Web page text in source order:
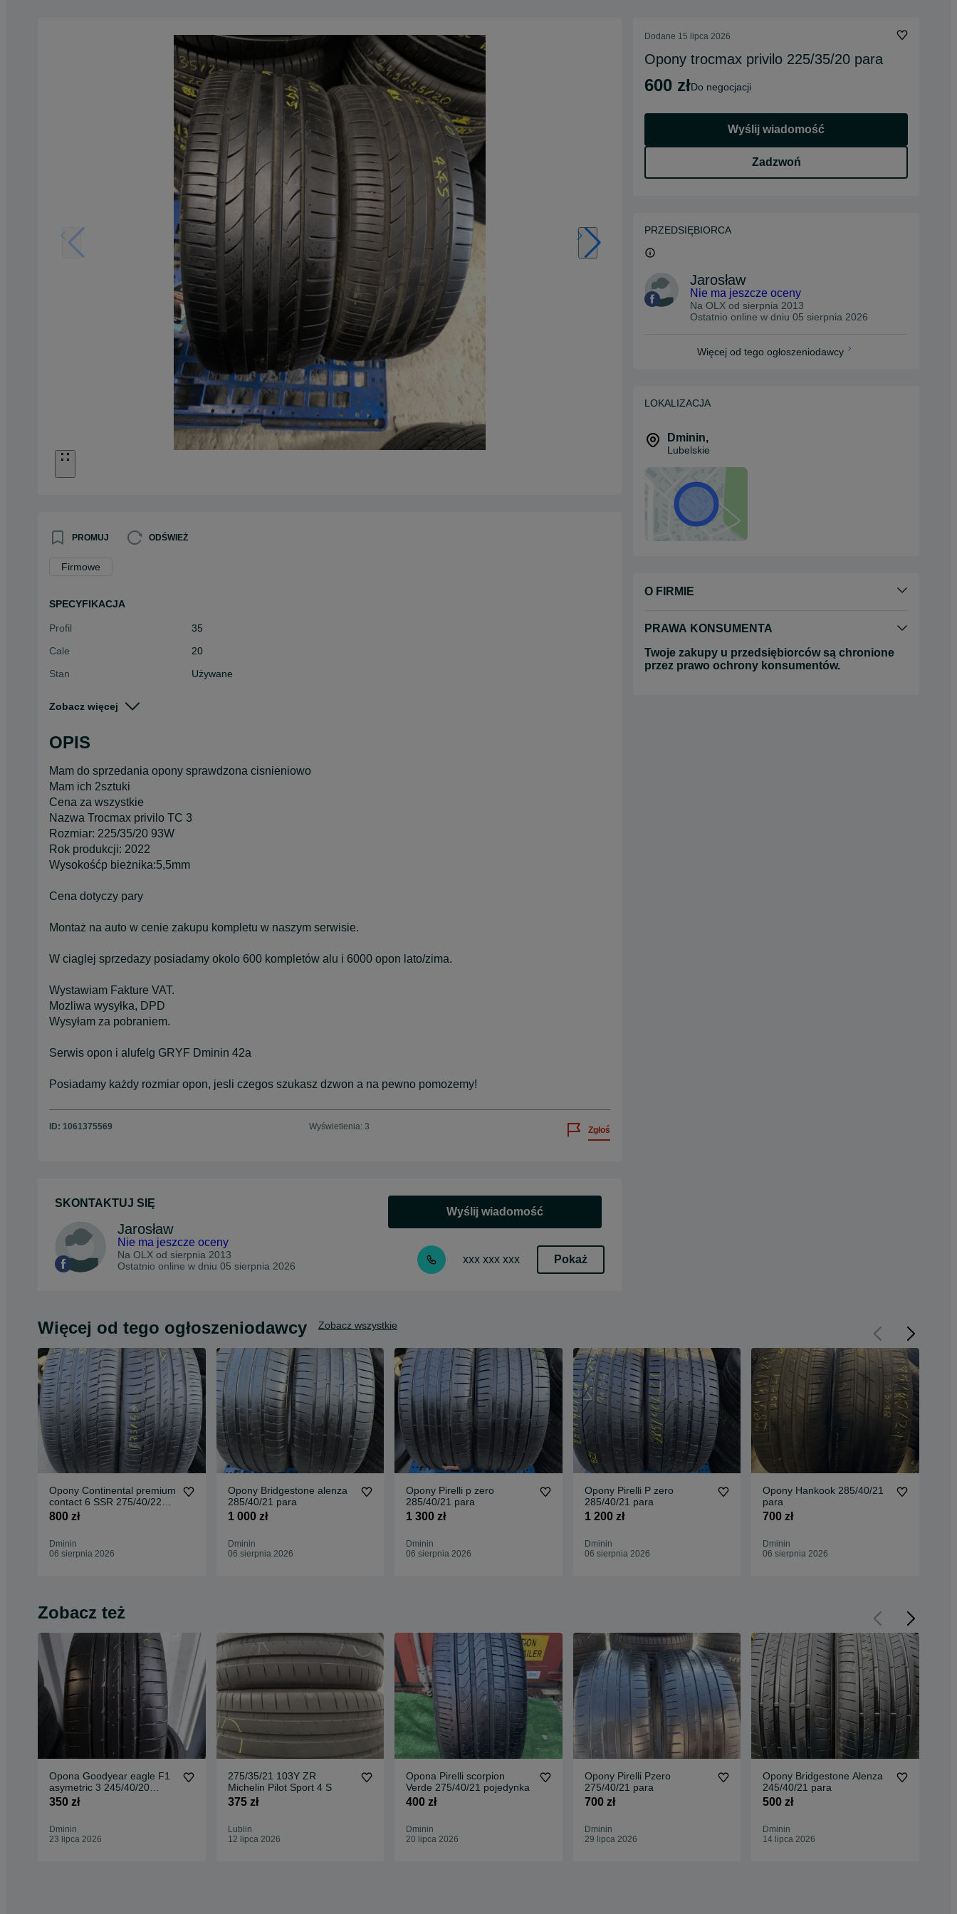
PROMUJ ODŚWIEŻ
Firmowe
SPECYFIKACJA
Profil
35
Cale
20
Stan
Używane
Szerokość
Zobacz więcej
OPIS
Mam do sprzedania opony sprawdzona cisnieniowo
Mam ich 2sztuki
Cena za wszystkie
Nazwa Trocmax privilo TC 3
Rozmiar: 225/35/20 93W
Rok produkcji: 2022
Wysokośćp bieżnika:5,5mm
Cena dotyczy pary
Montaż na auto w cenie zakupu kompletu w naszym serwisie.
W ciaglej sprzedazy posiadamy okolo 600 kompletów alu i 6000 opon lato/zima.
Wystawiam Fakture VAT.
Mozliwa wysyłka, DPD
Wysyłam za pobraniem.
Serwis opon i alufelg GRYF Dminin 42a
Posiadamy każdy rozmiar opon, jesli czegos szukasz dzwon a na pewno pomozemy!
ID: 1061375569 Wyświetlenia: 3 Zgłoś
SKONTAKTUJ SIĘ
Jarosław
Nie ma jeszcze oceny
Na OLX od sierpnia 2013
Ostatnio online w dniu 05 sierpnia 2026
Wyślij wiadomość
xxx xxx xxx Pokaż
Dodane 15 lipca 2026
Opony trocmax privilo 225/35/20 para
600 zł do negocjacji
Wyślij wiadomość
Zadzwoń
PRZEDSIĘBIORCA
Jarosław
Nie ma jeszcze oceny
Na OLX od sierpnia 2013
Ostatnio online w dniu 05 sierpnia 2026
Więcej od tego ogłoszeniodawcy
LOKALIZACJA
Dminin,
Lubelskie
O FIRMIE
PRAWA KONSUMENTA
Twoje zakupy u przedsiębiorców są chronione
przez prawo ochrony konsumentów.
Więcej od tego ogłoszeniodawcy Zobacz wszystkie
Opony Continental premium
contact 6 SSR 275/40/22
para
800 zł
Dminin
06 sierpnia 2026
Opony Bridgestone alenza
285/40/21 para
1 000 zł
Dminin
06 sierpnia 2026
Opony Pirelli p zero
285/40/21 para
1 300 zł
Dminin
06 sierpnia 2026
Opony Pirelli P zero
285/40/21 para
1 200 zł
Dminin
06 sierpnia 2026
Opony Hankook 285/40/21
para
700 zł
Dminin
06 sierpnia 2026
Zobacz też
Opona Goodyear eagle F1
asymetric 3 245/40/20
pojedynka
350 zł
Dminin
23 lipca 2026
275/35/21 103Y ZR
Michelin Pilot Sport 4 S
375 zł
Lublin
12 lipca 2026
Opona Pirelli scorpion
Verde 275/40/21 pojedynka
400 zł
Dminin
20 lipca 2026
Opony Pirelli Pzero
275/40/21 para
700 zł
Dminin
29 lipca 2026
Opony Bridgestone Alenza
245/40/21 para
500 zł
Dminin
14 lipca 2026